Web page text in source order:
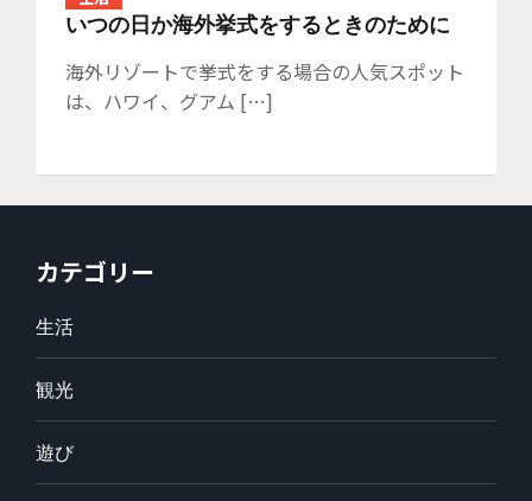
いつの日か海外挙式をするときのために
海外リゾートで挙式をする場合の人気スポット
は、ハワイ、グアム […]
カテゴリー
生活
観光
遊び